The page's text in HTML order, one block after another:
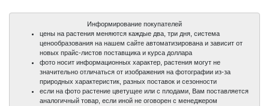
Информирование покупателей
цены на растения меняются каждые два, три дня, система
ценообразования на нашем сайте автоматизирована и зависит от
новых прайс-листов поставщика и курса доллара
фото носит информационных характер, растения могут не
значительно отличаться от изображения на фотографии из-за
природных характеристик, разных поставок и сезонности
если на фото растение цветущее или с плодами, Вам поставляется
аналогичный товар, если иной не оговорен с менеджером